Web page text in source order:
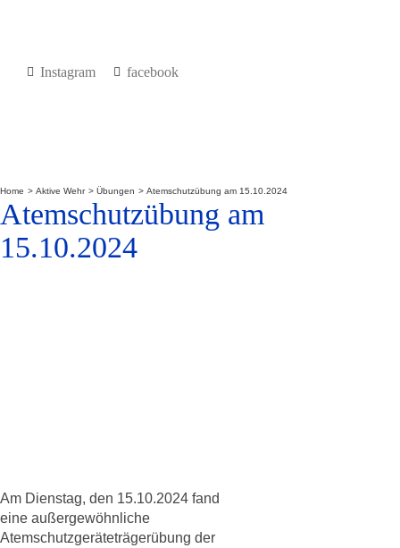
Instagram facebook
Home Aktive Wehr Übungen Atemschutzübung am 15.10.2024
Atemschutzübung am
15.10.2024
Am Dienstag, den 15.10.2024 fand
eine außergewöhnliche
Atemschutzgeräteträgerübung der